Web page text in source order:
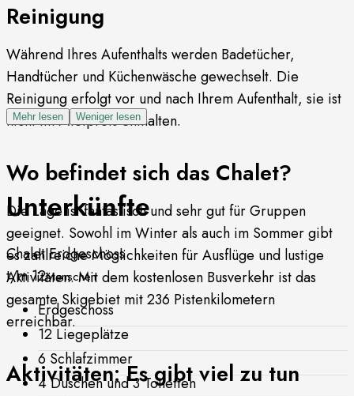
Reinigung
Während Ihres Aufenthalts werden Badetücher,
Handtücher und Küchenwäsche gewechselt. Die
Reinigung erfolgt vor und nach Ihrem Aufenthalt, sie ist
nicht im Mietpreis enthalten.
Wo befindet sich das Chalet?
Die Lage ist fantastisch und sehr gut für Gruppen
geeignet. Sowohl im Winter als auch im Sommer gibt
es zahlreiche Möglichkeiten für Ausflüge und lustige
Aktivitäten. Mit dem kostenlosen Busverkehr ist das
gesamte Skigebiet mit 236 Pistenkilometern
erreichbar.
Aktivitäten: Es gibt viel zu tun
Mehr lesen Weniger lesen
Unterkünfte
Chalet Erdgeschoss
t/m 12Menschen
Erdgeschoss
12 Liegeplätze
6 Schlafzimmer
4 Duschen und 3 Toiletten